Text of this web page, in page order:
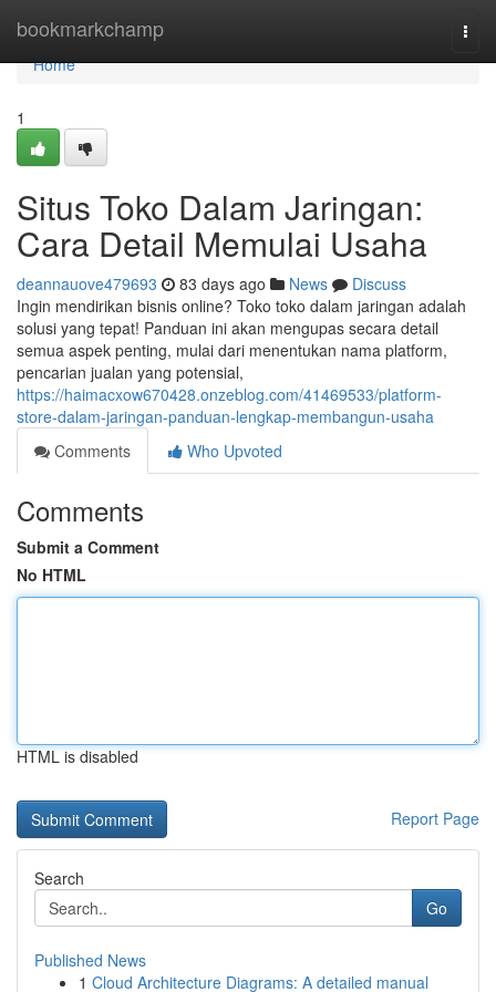
bookmarkchamp
Home
Home
1
Situs Toko Dalam Jaringan:
Cara Detail Memulai Usaha
deannauove479693 83 days ago News
Discuss
Ingin mendirikan bisnis online? Toko toko dalam jaringan adalah
solusi yang tepat! Panduan ini akan mengupas secara detail
semua aspek penting, mulai dari menentukan nama platform,
pencarian jualan yang potensial,
https://haimacxow670428.onzeblog.com/41469533/platform-
store-dalam-jaringan-panduan-lengkap-membangun-usaha
Comments
Who Upvoted
Comments
Submit a Comment
No HTML
HTML is disabled
Report Page
Search
Go
Published News
1 Cloud Architecture Diagrams: A detailed manual